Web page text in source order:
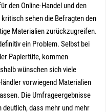
den Online-Handel und den
sehen die Befragten den
Materialien zurückzugreifen.
ein Problem. Selbst bei
Papiertüte, kommen
wünschen sich viele
vorwiegend Materialien
Die Umfrageergebnisse
dass mehr und mehr